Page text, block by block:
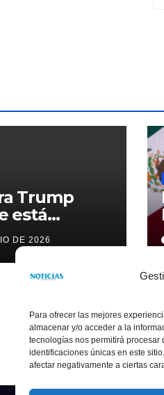
Para ofrecer las mejores
almacenar y/o acceder a la
tecnologías nos permitirá procesar
identificaciones únicas en este
afectar negativamente a ciertas
Trump
está
a
DE 2026